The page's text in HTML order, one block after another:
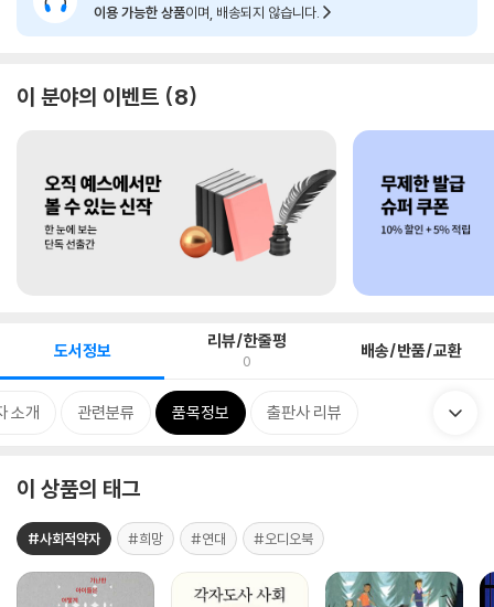
이용 가능한 상품이며, 배송되지 않습니다.
이 분야의 이벤트 8
도서정보 리뷰/한줄평
0 배송/반품/교환
소개 관련분류 품목정보 출판사 리뷰
이 상품의 태그
#사회적약자 #희망 #연대 #오디오북